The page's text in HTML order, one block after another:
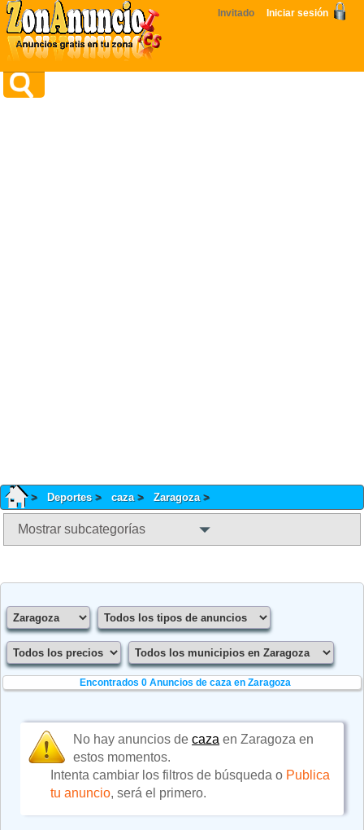
Invitado Iniciar sesión
Deportes caza Zaragoza
Mostrar subcategorías
Encontrados 0Anuncios de caza en Zaragoza
No hay anuncios decaza en Zaragoza en
estos momentos.
Intenta cambiar los filtros de búsqueda o Publica
tu anuncio, será el primero.